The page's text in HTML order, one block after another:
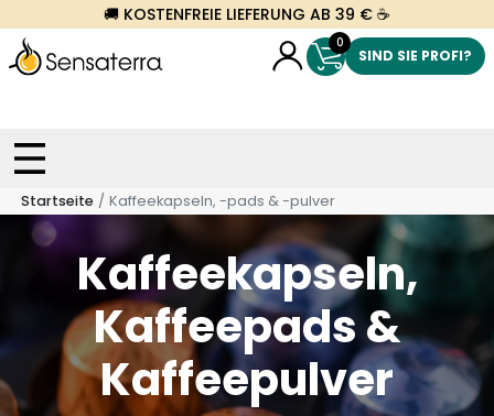
🚚 KOSTENFREIE LIEFERUNG AB 39 € ☕
0
SIND SIE PROFI?
Startseite Kaffeekapseln, -pads & -pulver
Kaffeekapseln,
Kaffeepads &
Kaffeepulver